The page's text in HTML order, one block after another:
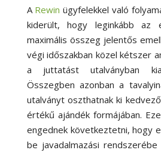
A Rewin ügyfelekkel való
kiderült, hogy leginkább az
maximális összeg jelentős
végi időszakban közel kétszer
a juttatást utalványban
Összegben azonban a
utalványt oszthatnak ki
értékű ajándék formájában.
engednek következtetni, hogy
be javadalmazási